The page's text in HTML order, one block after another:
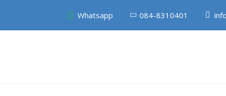
Whatsapp 084-8310401